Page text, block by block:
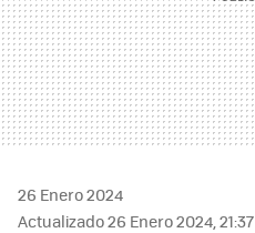
26 Enero 2024
Actualizado 26 Enero 2024, 21:37